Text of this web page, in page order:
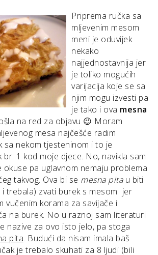
Priprema ručka sa
mljevenim mesom
meni je oduvijek
nekako
najjednostavnija jer
je toliko mogućih
varijacija koje se sa
njim mogu izvesti pa
je tako i ova mesna
na red za objavu 😉 Moram
mesa najčešće radim
sa nekom tjesteninom i to je
1 kod moje djece. No, navikla sam
okuse pa uglavnom nemaju problema
takvog. Ova bi se mesna pitau biti
i trebala) zvati burek s mesom jer
vučenim korama za savijače i
na burek. No u raznoj sam literaturi
nazive za ovo isto jelo, pa stoga
pita. Budući da nisam imala baš
je trebalo skuhati za 8 ljudi (bili